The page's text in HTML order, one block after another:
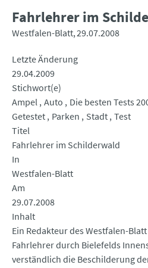
Fahrlehrer im
Westfalen-Blatt 29.07.2008
Letzte Änderung
29.04.2009
Stichwort(e)
Ampel Auto Die besten Tests
Getestet Parken Stadt Test
Titel
Fahrlehrer im Schilderwald
In
Westfalen-Blatt
Am
29.07.2008
Inhalt
Ein Redakteur des Westfalen-
Fahrlehrer durch Bielefelds
verständlich die Beschilderung